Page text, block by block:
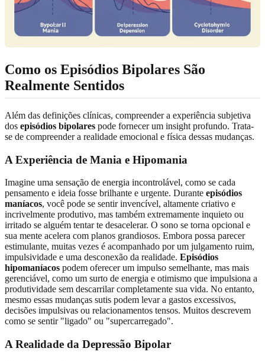
Como os Episódios Bipolares São
Realmente Sentidos
Além das definições clínicas, compreender a experiência subjetiva
dos episódios bipolares pode fornecer um insight profundo. Trata-
se de compreender a realidade emocional e física dessas mudanças.
A Experiência de Mania e Hipomania
Imagine uma sensação de energia incontrolável, como se cada
pensamento e ideia fosse brilhante e urgente. Durante episódios
maníacos, você pode se sentir invencível, altamente criativo e
incrivelmente produtivo, mas também extremamente inquieto ou
irritado se alguém tentar te desacelerar. O sono se torna opcional e
sua mente acelera com planos grandiosos. Embora possa parecer
estimulante, muitas vezes é acompanhado por um julgamento ruim,
impulsividade e uma desconexão da realidade. Episódios
hipomaníacos podem oferecer um impulso semelhante, mas mais
gerenciável, como um surto de energia e otimismo que impulsiona a
produtividade sem descarrilar completamente sua vida. No entanto,
mesmo essas mudanças sutis podem levar a gastos excessivos,
decisões impulsivas ou relacionamentos tensos. Muitos descrevem
como se sentir "ligado" ou "supercarregado".
A Realidade da Depressão Bipolar